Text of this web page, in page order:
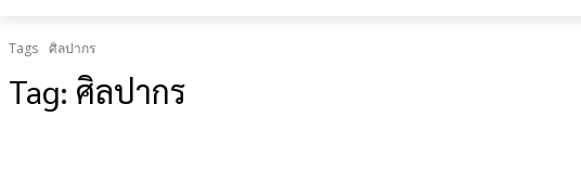
Tags ศิลปากร
Tag: ศิลปากร